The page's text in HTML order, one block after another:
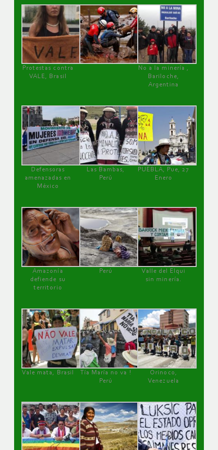
Protestas contra
VALE, Brasil
No a la minería ,
Bariloche,
Argentina
Defensoras
amenazadas en
México
Las Bambas,
Perú
PUEBLA, Pue, 27
Enero
Amazonía
defiende su
territorio
Perú
Valle del Elqui
sin minería.
Vale mata, Brasil
Tía María no va !
Perú
Orinoco,
Venezuela